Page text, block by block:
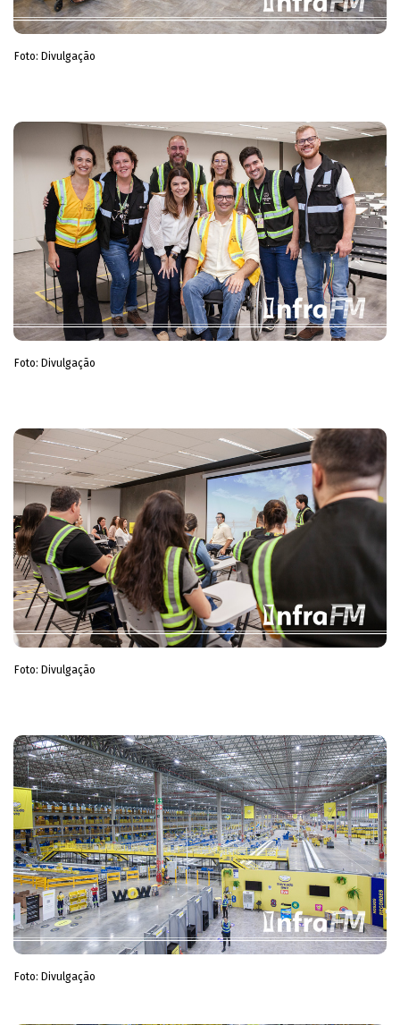
Foto: Divulgação
Foto: Divulgação
Foto: Divulgação
Foto: Divulgação